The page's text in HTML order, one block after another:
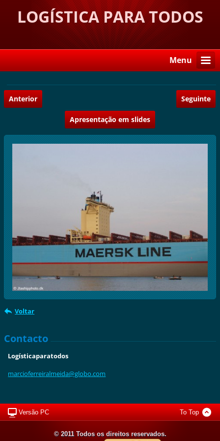
LOGÍSTICA PARA TODOS
Menu
Anterior Seguinte
Apresentação em slides
Voltar
Contacto
Logísticaparatodos
marcioferreiralmeida@globo.com
Versão PC To Top
© 2011 Todos os direitos reservados.